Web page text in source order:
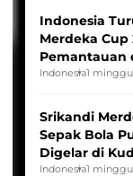
Indonesia
Merdeka Cup
Pemantauan
League
Indonesia1
Srikandi
Sepak Bola
Digelar di
Indonesia1